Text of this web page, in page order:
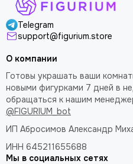
Telegram
support@figurium.store
О компании
Готовы украшать ваши
новыми фигурками 7 дней в
обращаться к нашим
@FIGURIUM_bot
ИП Абросимов Александр
ИНН 645211655688
Мы в социальных сетях